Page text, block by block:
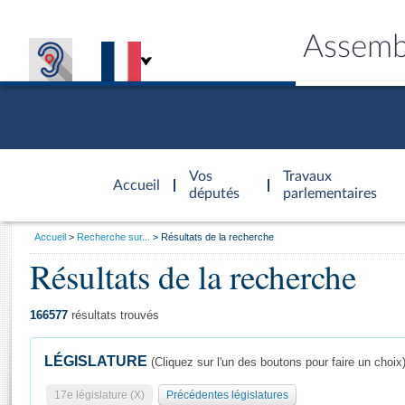
Accueil
d'accueil
Vos
députés
Travaux
parlementaires
Général
Vous
Accueil Recherche sur... Résultats de la recherche
Résultats de la recherche
166577 résultats trouvés
LÉGISLATURE (Cliquez sur l'un des boutons pour faire un choix)
17e législature (X) Précédentes législatures